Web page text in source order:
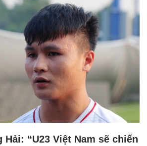
Hải: “U23 Việt Nam sẽ chiến